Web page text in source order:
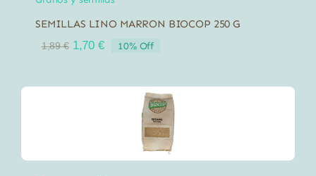
SEMILLAS LINO MARRON BIOCOP 250 G
1,89€ El
era:
1,70 €El
es:
10% Off